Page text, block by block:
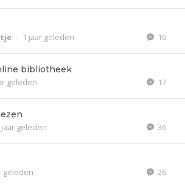
- 1 jaar geleden 10
bibliotheek
geleden 17
jaar geleden 36
geleden 26